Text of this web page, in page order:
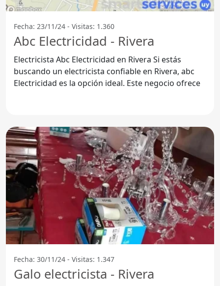
Fecha: 23/11/24 - Visitas: 1.360
Abc Electricidad - Rivera
Electricista Abc Electricidad en Rivera Si estás
buscando un electricista confiable en Rivera, abc
Electricidad es la opción ideal. Este negocio ofrece
Fecha: 30/11/24 - Visitas: 1.347
Galo electricista - Rivera